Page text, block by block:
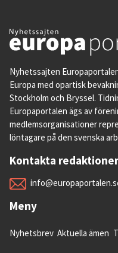
Nyhetssajten
Europa med opartisk
Stockholm och Bryssel.
Europaportalen ägs av
medlemsorganisationer
löntagare på den svenska
Kontakta
Meny
Nyhetsbrev Aktuella ämen